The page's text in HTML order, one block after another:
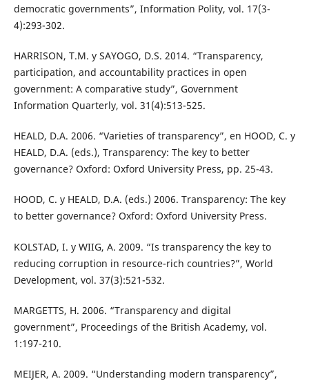
democratic governments”, Information Polity, vol. 17(3-
4):293-302.
HARRISON, T.M. y SAYOGO, D.S. 2014. “Transparency,
participation, and accountability practices in open
government: A comparative study”, Government
Information Quarterly, vol. 31(4):513-525.
HEALD, D.A. 2006. “Varieties of transparency”, en HOOD, C. y
HEALD, D.A. (eds.), Transparency: The key to better
governance? Oxford: Oxford University Press, pp. 25-43.
HOOD, C. y HEALD, D.A. (eds.) 2006. Transparency: The key
to better governance? Oxford: Oxford University Press.
KOLSTAD, I. y WIIG, A. 2009. “Is transparency the key to
reducing corruption in resource-rich countries?”, World
Development, vol. 37(3):521-532.
MARGETTS, H. 2006. “Transparency and digital
government”, Proceedings of the British Academy, vol.
1:197-210.
MEIJER, A. 2009. “Understanding modern transparency”,